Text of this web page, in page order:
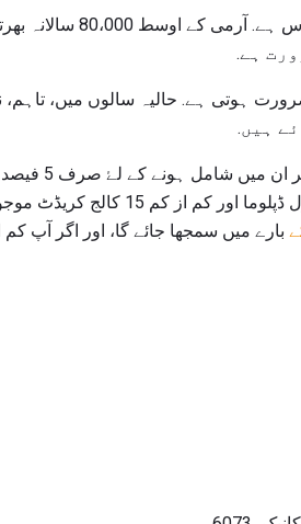
کوسٹ گارڈ کی استثناء کے ساتھ بحریہ فوج سب
ہوتی ہے. حالیہ سالوں میں، تاہم،
کوروں کی بھرتی کرنے والے
اجازت دیتا ہے. نئے سمندری نوکریوں کی بھرپور تعداد میں ایک ہائی